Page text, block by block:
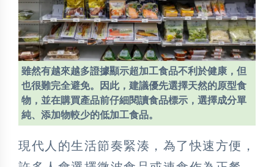
雖然有越來越多證據顯示超加工食品不利於健康，但
也很難完全避免。因此，建議優先選擇天然的原型食
物，並在購買產品前仔細閱讀食品標示，選擇成分單
純、添加物較少的低加工食品。
現代人的生活節奏緊湊，為了快速方便，